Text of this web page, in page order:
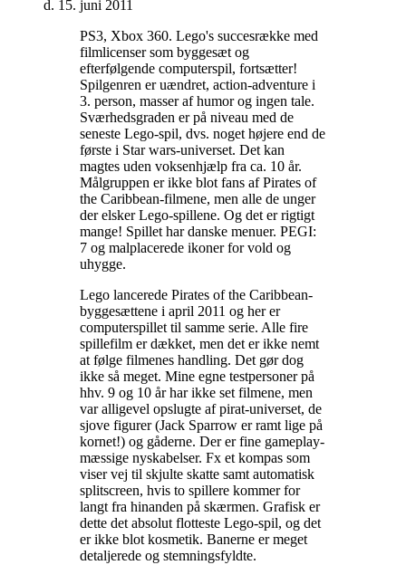
d. 15. juni 2011
PS3, Xbox 360. Lego's succesrække med
filmlicenser som byggesæt og
efterfølgende computerspil, fortsætter!
Spilgenren er uændret, action-adventure i
3. person, masser af humor og ingen tale.
Sværhedsgraden er på niveau med de
seneste Lego-spil, dvs. noget højere end de
første i Star wars-universet. Det kan
magtes uden voksenhjælp fra ca. 10 år.
Målgruppen er ikke blot fans af Pirates of
the Caribbean-filmene, men alle de unger
der elsker Lego-spillene. Og det er rigtigt
mange! Spillet har danske menuer. PEGI:
7 og malplacerede ikoner for vold og
uhygge.
Lego lancerede Pirates of the Caribbean-
byggesættene i april 2011 og her er
computerspillet til samme serie. Alle fire
spillefilm er dækket, men det er ikke nemt
at følge filmenes handling. Det gør dog
ikke så meget. Mine egne testpersoner på
hhv. 9 og 10 år har ikke set filmene, men
var alligevel opslugte af pirat-universet, de
sjove figurer (Jack Sparrow er ramt lige på
kornet!) og gåderne. Der er fine gameplay-
mæssige nyskabelser. Fx et kompas som
viser vej til skjulte skatte samt automatisk
splitscreen, hvis to spillere kommer for
langt fra hinanden på skærmen. Grafisk er
dette det absolut flotteste Lego-spil, og det
er ikke blot kosmetik. Banerne er meget
detaljerede og stemningsfyldte.